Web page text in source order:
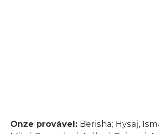
Onze provável: Berisha; Hysaj,